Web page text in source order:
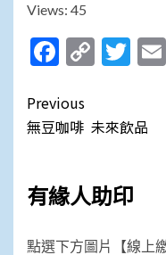
Views: 45
Copy
Link
Post
navigation
Previous
無豆咖啡 未來飲品
有緣人助印
點選下方圖片【線上